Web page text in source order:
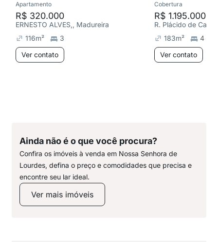
Apartamento
R$ 320.000
ERNESTO ALVES,, Madureira
116m²
3
Ver contato
Cobertura
R$ 1.195.000
R. Plácido de
183m²
4
Ver contato
Ainda não é o que você procura?
Confira os imóveis à venda em Nossa Senhora de
Lourdes, defina o preço e comodidades que precisa e
encontre seu lar ideal.
Ver mais imóveis